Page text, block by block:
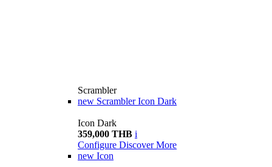
Scrambler
new Scrambler Icon Dark
Icon Dark
359,000 THB i
Configure Discover More
new Icon